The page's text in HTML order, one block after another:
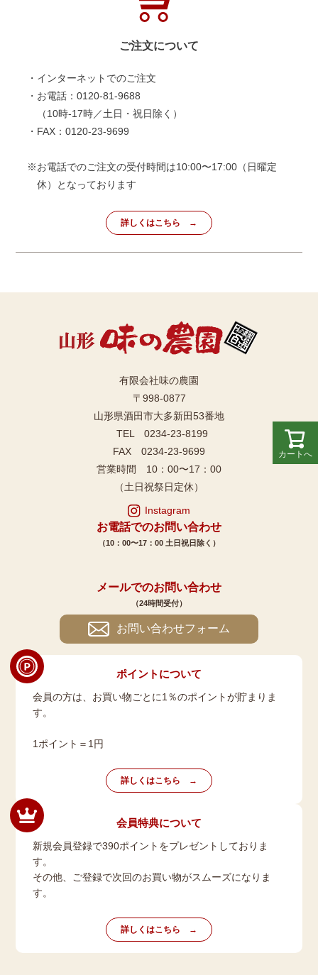
カートへ
ご注文について
・インターネットでのご注文
・お電話：0120-81-9688
（10時-17時／土日・祝日除く）
・FAX：0120-23-9699
※お電話でのご注文の受付時間は10:00〜17:00（日曜定
休）となっております
詳しくはこちら
有限会社味の農園
〒998-0877
山形県酒田市大多新田53番地
TEL 0234-23-8199
FAX 0234-23-9699
営業時間 10：00〜17：00
（土日祝祭日定休）
Instagram
お電話でのお問い合わせ
（10：00〜17：00 土日祝日除く）
メールでのお問い合わせ
（24時間受付）
お問い合わせフォーム
ポイントについて
会員の方は、お買い物ごとに1％のポイントが貯まりま
す。
1ポイント＝1円
詳しくはこちら
会員特典について
新規会員登録で390ポイントをプレゼントしておりま
す。
その他、ご登録で次回のお買い物がスムーズになりま
す。
詳しくはこちら